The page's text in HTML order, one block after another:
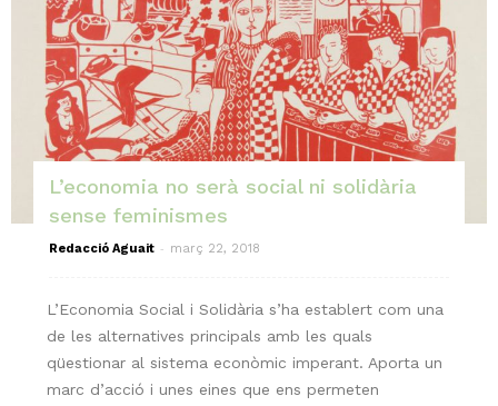
L’economia no serà social ni solidària
sense feminismes
Redacció Aguait - març 22, 2018
L’Economia Social i Solidària s’ha establert com una
de les alternatives principals amb les quals
qüestionar al sistema econòmic imperant. Aporta un
marc d’acció i unes eines que ens permeten